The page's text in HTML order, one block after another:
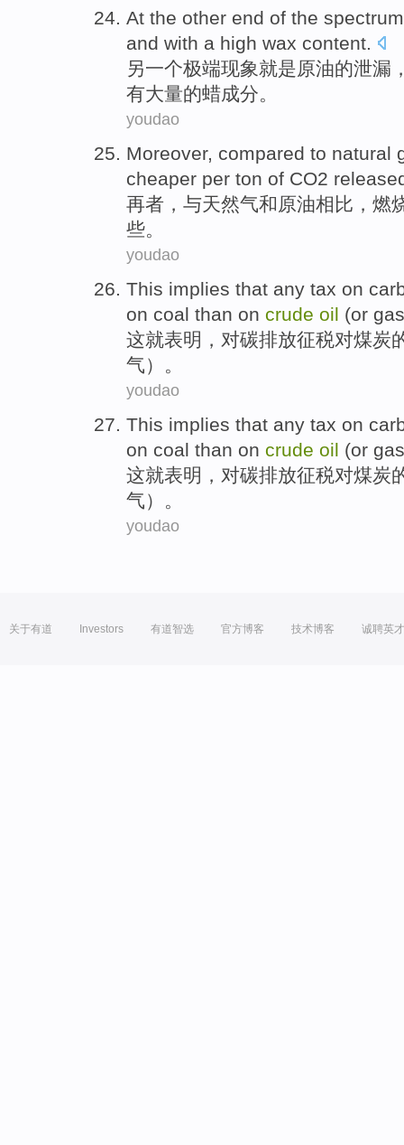
At the other end of the spectrum
and with a high wax content.
另一个极端现象就是原油的泄漏
有大量的蜡成分。
youdao
Moreover, compared to natural
cheaper per ton of CO2
再者 ，与天然气和 原油相比 ， 燃
些。
youdao
This implies that any tax on
on coal than on crude oil (or gas
这就表明 ， 对碳排放征税对煤炭
气）。
youdao
This implies that any tax on
on coal than on crude oil (or gas
这就表明 ， 对碳排放征税对煤炭
气）。
youdao
关于有道 Investors 有道智选 官方博客 技术博客 诚聘英才